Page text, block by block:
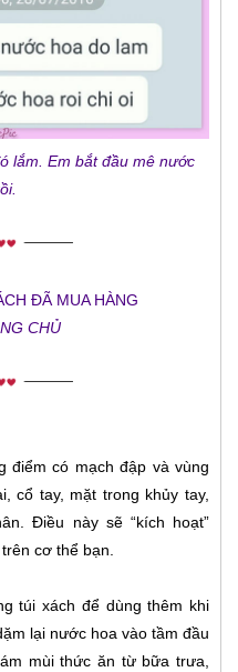
lắm. Em bắt đầu mê nước
ĐÃ MUA HÀNG
CHỦ
điểm có mạch đập và vùng
cổ tay, mặt trong khủy tay,
Điều này sẽ “kích hoạt”
cơ thể bạn.
túi xách để dùng thêm khi
lại nước hoa vào tầm đầu
mùi thức ăn từ bữa trưa,